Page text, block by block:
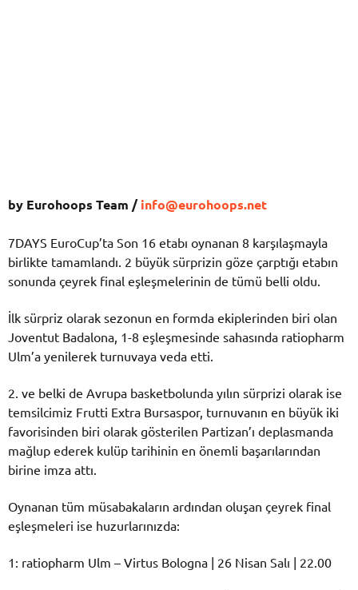
by Eurohoops Team /info@eurohoops.net
7DAYS EuroCup’ta Son 16 etabı oynanan 8 karşılaşmayla
birlikte tamamlandı. 2 büyük sürprizin göze çarptığı etabın
sonunda çeyrek final eşleşmelerinin de tümü belli oldu.
İlk sürpriz olarak sezonun en formda ekiplerinden biri olan
Joventut Badalona, 1-8 eşleşmesinde sahasında ratiopharm
Ulm’a yenilerek turnuvaya veda etti.
2. ve belki de Avrupa basketbolunda yılın sürprizi olarak ise
temsilcimiz Frutti Extra Bursaspor, turnuvanın en büyük iki
favorisinden biri olarak gösterilen Partizan’ı deplasmanda
mağlup ederek kulüp tarihinin en önemli başarılarından
birine imza attı.
Oynanan tüm müsabakaların ardından oluşan çeyrek final
eşleşmeleri ise huzurlarınızda:
1: ratiopharm Ulm – Virtus Bologna | 26 Nisan Salı | 22.00